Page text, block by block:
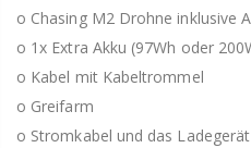
o Chasing M2 Drohne inklusive
o 1x Extra Akku (97Wh oder
o Kabel mit Kabeltrommel
o Greifarm
o Stromkabel und das Ladegerät